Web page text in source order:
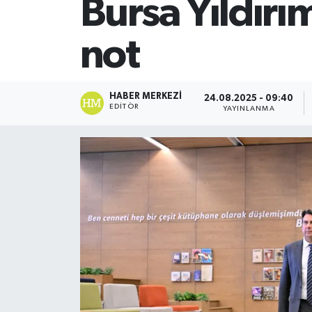
Bursa
not
HABER MERKEZI
EDITÖR
24.08.2025 - 09:40
YAYINLANMA
SİYASET
Teknoloji
TRABZON